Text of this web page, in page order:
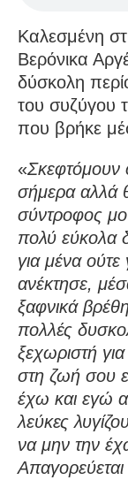
Καλεσμένη
Βερόνικα
δύσκολη
του συζύγου
που βρήκε
«Σκεφτόμουν
σήμερα αλλά
σύντροφος
πολύ εύκολα
για μένα ούτε
ανέκτησε,
ξαφνικά
πολλές
ξεχωριστή
στη ζωή σου
έχω και εγώ
λεύκες
να μην την